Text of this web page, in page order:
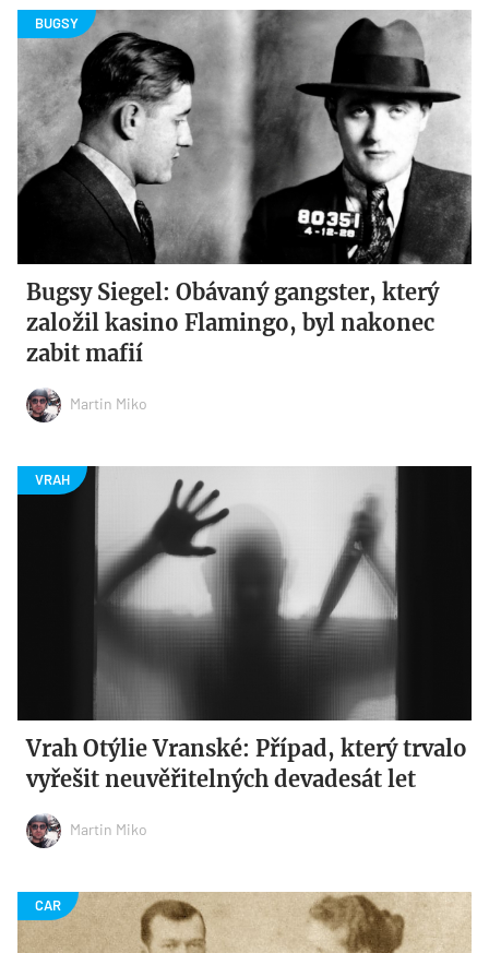
Bugsy Siegel: Obávaný gangster, který
založil kasino Flamingo, byl nakonec
zabit mafií
Martin Miko
Vrah Otýlie Vranské: Případ, který trvalo
vyřešit neuvěřitelných devadesát let
Martin Miko